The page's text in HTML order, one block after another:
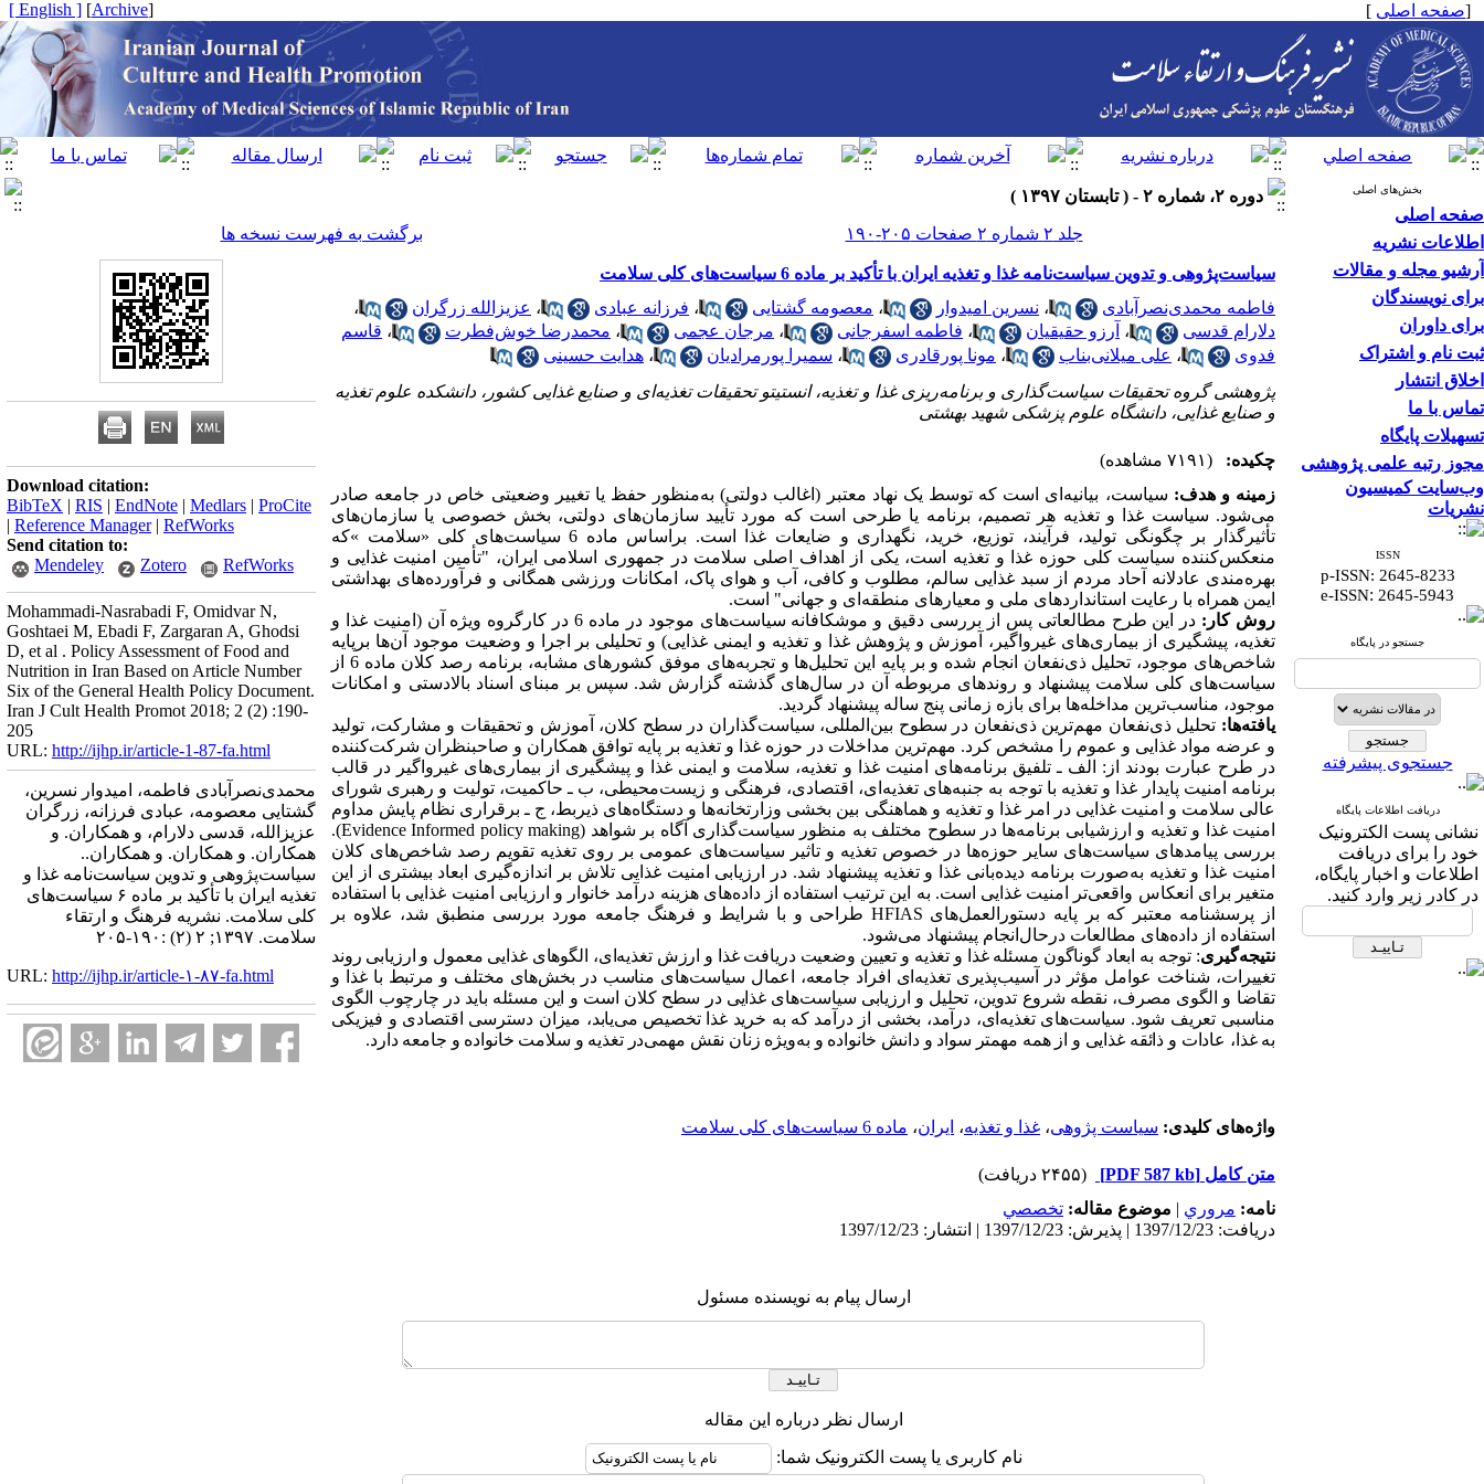
[صفحه اصلی ]
[
Archive
]
[ English ]
بخش‌های اصلی
صفحه اصلی
اطلاعات نشریه
آرشیو مجله و مقالات
برای نویسندگان
برای داوران
ثبت نام و اشتراک
اخلاق انتشار
تماس با ما
تسهیلات پایگاه
مجوز رتبه علمی پژوهشی
وب‌سایت کمیسیون
نشریات
ISSN
p-ISSN: 2645-8233
e-ISSN: 2645-5943
جستجو در پایگاه
جستجوی پیشرفته
دریافت اطلاعات پایگاه
نشانی پست الکترونیک
خود را برای دریافت
اطلاعات و اخبار پایگاه،
در کادر زیر وارد کنید.
دوره ۲، شماره ۲ - ( تابستان ۱۳۹۷ )
جلد ۲ شماره ۲ صفحات ۲۰۵-۱۹۰
برگشت به فهرست نسخه ها
سیاست‌پژوهی و تدوین سیاست‌نامه غذا و تغذیه ایران با تأکید بر ماده 6 سیاست‌های کلی سلامت
فاطمه محمدی‌نصرآبادی
، نسرین امیدوار ، معصومه گشتایی ، فرزانه عبادی ، عزیزالله زرگران
،
دلارام قدسی
، آرزو حقیقیان ، فاطمه اسفرجانی ، مرجان عجمی ، محمدرضا خوش‌فطرت ، قاسم
فدوی
، علی میلانی‌بناب ، مونا پورقادری ، سمیرا پورمرادیان ، هدایت حسینی
پژوهشی گروه تحقیقات سیاست‌گذاری و برنامه‌ریزی غذا و تغذیه، انستیتو تحقیقات تغذیه‌ای و صنایع غذایی کشور، دانشکده علوم تغذیه
و صنایع غذایی، دانشگاه علوم پزشکی شهید بهشتی
چکیده:
(۷۱۹۱ مشاهده)
زمینه و هدف: سیاست، بیانیه‌ای است که توسط یک نهاد معتبر (اغالب دولتی) به‌منظور حفظ یا تغییر وضعیتی خاص در جامعه صادر
می‌شود. سیاست غذا و تغذیه هر تصمیم، برنامه یا طرحی است که مورد تأیید سازمان‌های دولتی، بخش خصوصی یا سازمان‌های
تأثیرگذار بر چگونگی تولید، فرآیند، توزیع، خرید، نگهداری و ضایعات غذا است. براساس ماده 6 سیاست‌های
کلی »سلامت «که
منعکس‌کننده سیاست کلی حوزه غذا و تغذیه است، یکی از اهداف اصلی سلامت در جمهوری اسلامی‌ ایران، "تأمین امنیت غذایی و
بهرهمندی عادلانه آحاد مردم از سبد غذایی سالم، مطلوب و کافی، آب و هوای پاک، امکانات ورزشی همگانی و فرآورده‌های بهداشتی
ایمن همراه با رعایت استانداردهای ملی و معیارهای منطقه‌ای و جهانی" است.
روش کار:
در این طرح مطالعاتی پس از بررسی دقیق و موشکافانه سیاست‌های موجود در ماده 6 در کارگروه ویژه آن (امنیت غذا و
تغذیه، پیشگیری از بیماری‌های غیرواگیر، آموزش و پژوهش غذا و تغذیه و ایمنی غذایی) و تحلیلی بر اجرا و وضعیت موجود آن‌ها برپایه
شاخص‌های موجود، تحلیل ذی‌نفعان انجام شده و بر پایه این تحلیل‌ها و تجربه‌های موفق کشورهای مشابه، برنامه رصد کلان ماده 6 از
سیاست‌های کلی سلامت پیشنهاد و روندهای مربوطه آن در سال‌های گذشته گزارش شد. سپس بر مبنای اسناد بالادستی و امکانات
موجود، مناسب‌ترین مداخله‌ها برای بازه زمانی پنج ساله پیشنهاد گردید.
یافته‌ها: تحلیل ذی‌نفعان مهم‌ترین ذی‌نفعان در سطوح بین‌المللی، سیاست‌گذاران در سطح کلان، آموزش و تحقیقات و مشارکت،‌ تولید
و عرضه مواد غذایی و عموم را مشخص کرد. مهم‌ترین مداخلات در حوزه غذا و تغذیه بر پایه توافق همکاران و صاحبنظران شرکت‌کننده
در طرح عبارت بودند از: الف ـ تلفیق برنامه‌های امنیت غذا و تغذیه، سلامت و ایمنی غذا و پیشگیری از بیماری‌های غیرواگیر در قالب
برنامه امنیت پایدار غذا و تغذیه با توجه به جنبه‌های تغذیه‌ای، اقتصادی، فرهنگی و زیست‌محیطی، ب ـ حاکمیت، تولیت و رهبری شورای
عالی سلامت و امنیت غذایی در امر غذا و تغذیه و هماهنگی بین بخشی وزارتخانه‌ها و دستگاه‌های ذیربط، ج ـ برقراری نظام پایش مداوم
امنیت غذا و تغذیه و ارزشیابی برنامه‌ها در سطوح مختلف به منظور سیاست‌گذاری آگاه بر شواهد (Evidence Informed policy making)
.
بررسی پیامدهای سیاست‌های سایر حوزه‌ها در خصوص تغذیه و تاثیر سیاست‌های عمومی ‌بر روی تغذیه تقویم رصد شاخص‌های کلان
امنیت غذا و تغذیه به‌صورت برنامه دیده‌بانی غذا و تغذیه پیشنهاد شد. ‌در ارزیابی امنیت غذایی تلاش بر اندازه‌گیری ابعاد بیشتری از این
متغیر برای انعکاس واقعی‌تر امنیت غذایی است. به این ترتیب استفاده ازداده‌های هزینه درآمد خانوار و ارزیابی امنیت غذایی با استفاده
از پرسشنامه معتبر که بر پایه دستورالعملهای HFIAS طراحی و با شرایط و فرهنگ جامعه مورد بررسی منطبق شد، علاوه بر
استفاده از داده‌های مطالعات درحال‌انجام پیشنهاد می‌شود.
نتیجه‌گیری: توجه به ابعاد گوناگون مسئله غذا و تغذیه و تعیین وضعیت دریافت غذا و ارزش تغذیه‌ای، الگوهای غذایی معمول و ارزیابی روند
تغییرات، شناخت عوامل مؤثر در آسیب‌پذیری تغذیه‌ای افراد جامعه، اعمال سیاست‌های مناسب در بخش‌های مختلف و مرتبط با غذا و
تقاضا و الگوی مصرف، نقطه شروع تدوین، تحلیل و ارزیابی سیاست‌های غذایی در سطح کلان است و این مسئله باید در چارچوب الگوی
مناسبی تعریف شود. سیاست‌های تغذیه‌ای، درآمد، بخشی از درآمد که به خرید غذا تخصیص می‌یابد، میزان دسترسی اقتصادی و فیزیکی
به غذا، عادات و ذائقه غذایی و از همه مهمتر سواد و دانش خانواده و به‌ویژه زنان نقش مهمی‌در تغذیه و سلامت خانواده و جامعه دارد.
واژه‌های کلیدی: سیاست پژوهی، غذا و تغذیه، ایران، ماده 6 سیاست‌های کلی سلامت
متن کامل [PDF 587 kb]
(۲۴۵۵ دریافت)
نامه: مروري | موضوع مقاله: تخصصي
دریافت: 1397/12/23 | پذیرش: 1397/12/23 | انتشار: 1397/12/23
ارسال پیام به نویسنده مسئول
ارسال نظر درباره این مقاله
نام کاربری یا پست الکترونیک شما:
Download citation:
BibTeX | RIS | EndNote | Medlars | ProCite
| Reference Manager| RefWorks
Send citation to:
Mendeley
Zotero RefWorks
Mohammadi-Nasrabadi F, Omidvar N,
Goshtaei M, Ebadi F, Zargaran A, Ghodsi
D, et al . Policy Assessment of Food and
Nutrition in Iran Based on Article Number
Six of the General Health Policy Document.
Iran J Cult Health Promot 2018; 2 (2) :190-
205
URL: http://ijhp.ir/article-1-87-fa.html
محمدی‌نصرآبادی فاطمه، امیدوار نسرین،
گشتایی معصومه، عبادی فرزانه، زرگران
عزیزالله، قدسی دلارام، و همکاران. و
همکاران. و همکاران. و همکاران..
سیاست‌پژوهی و تدوین سیاست‌نامه غذا و
تغذیه ایران با تأکید بر ماده ۶ سیاست‌های
کلی سلامت. نشريه فرهنگ و ارتقاء
سلامت. ۱۳۹۷; ۲ (۲) :۱۹۰-۲۰۵
URL: http://ijhp.ir/article-۱-۸۷-fa.html